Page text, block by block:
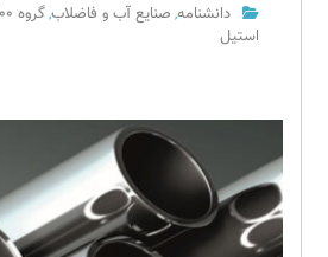
دانشنامه, صنایع آب و فاضلاب,گروه ۳۰۰
استیل